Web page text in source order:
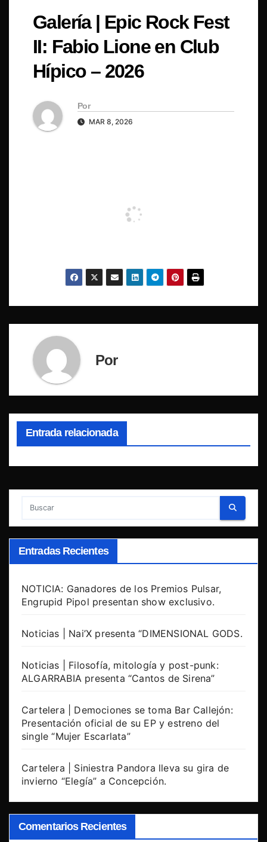
Galería | Epic Rock Fest
II: Fabio Lione en Club
Hípico – 2026
Por
MAR 8, 2026
Por
Entrada relacionada
Entradas Recientes
NOTICIA: Ganadores de los Premios Pulsar,
Engrupid Pipol presentan show exclusivo.
Noticias | Nai’X presenta “DIMENSIONAL GODS.
Noticias | Filosofía, mitología y post-punk:
ALGARRABIA presenta “Cantos de Sirena”
Cartelera | Demociones se toma Bar Callejón:
Presentación oficial de su EP y estreno del
single “Mujer Escarlata”
Cartelera | Siniestra Pandora lleva su gira de
invierno “Elegía” a Concepción.
Comentarios Recientes